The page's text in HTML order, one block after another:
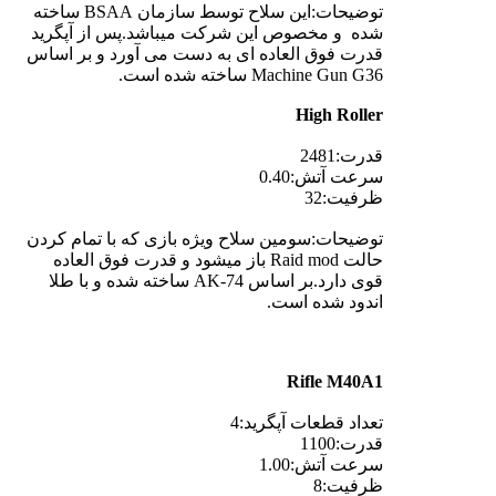
توضیحات:این سلاح توسط سازمان BSAA ساخته
شده و مخصوص این شرکت میباشد.پس از آپگرید
قدرت فوق العاده ای به دست می آورد و بر اساس
Machine Gun G36 ساخته شده است.
High Roller
قدرت:2481
سرعت آتش:0.40
ظرفیت:32
توضیحات:سومین سلاح ویژه بازی که با تمام کردن
حالت Raid mod باز میشود و قدرت فوق العاده
قوی دارد.بر اساس AK-74 ساخته شده و با طلا
اندود شده است.
Rifle M40A1
تعداد قطعات آپگرید:4
قدرت:1100
سرعت آتش:1.00
ظرفیت:8